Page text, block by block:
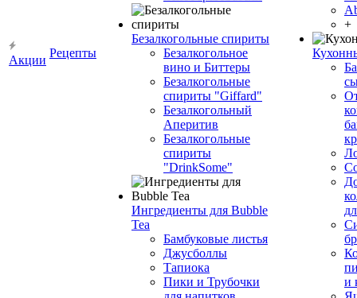
Акции
Рецепты
Безалкогольные спириты
Безалкогольное
вино и Биттеры
Безалкогольные
спириты "Giffard"
Безалкогольный
Аперитив
Безалкогольные
спириты
"DrinkSome"
Ингредиенты для Bubble
Tea
Бамбуковые листья
Джусболлы
Тапиока
Пики и Трубочки
+
и